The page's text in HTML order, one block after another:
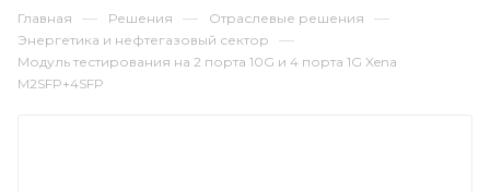
Главная — Решения — Отраслевые решения —
Энергетика и нефтегазовый сектор —
Модуль тестирования на 2 порта 10G и 4 порта 1G Xena
M2SFP+4SFP